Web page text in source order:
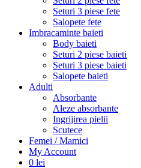
Seturi 3 piese fete
Salopete fete
Imbracaminte baieti
Body baieti
Seturi 2 piese baieti
Seturi 3 piese baieti
Salopete baieti
Adulti
Absorbante
Aleze absorbante
Ingrijirea pielii
Scutece
Femei / Mamici
My Account
0 lei